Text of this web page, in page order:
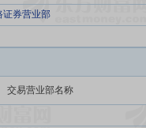
证券营业部
交易营业部名称